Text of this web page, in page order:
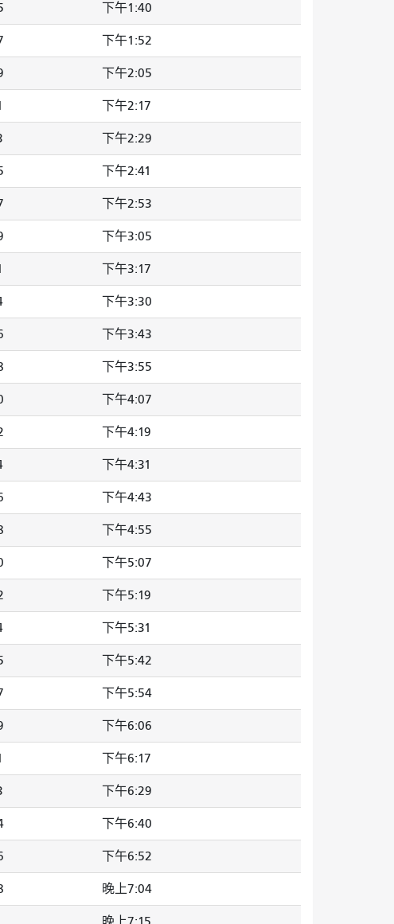
下午1:40
下午1:52
下午2:05
下午2:17
下午2:29
下午2:41
下午2:53
下午3:05
下午3:17
下午3:30
下午3:43
下午3:55
下午4:07
下午4:19
下午4:31
下午4:43
下午4:55
下午5:07
下午5:19
下午5:31
下午5:42
下午5:54
下午6:06
下午6:17
下午6:29
下午6:40
下午6:52
晚上7:04